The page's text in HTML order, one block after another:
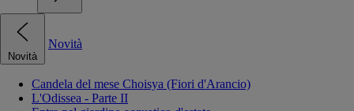
Novità
Novità
Candela del mese Choisya (Fiori d'Arancio)
L'Odissea - Parte II